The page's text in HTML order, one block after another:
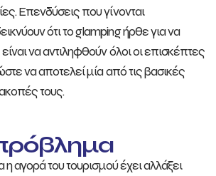
Επενδύσεις που γίνονται
ότι το glamping ήρθε για να
να αντιληφθούν όλοι οι επισκέπτες
να αποτελεί μία από τις βασικές
τους.
η αγορά του τουρισμού έχει αλλάξει